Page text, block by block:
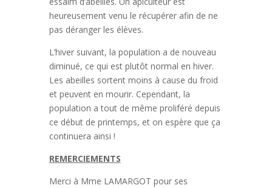
heureusement venu le récupérer afin de ne
pas déranger les élèves.
L’hiver suivant, la population a de nouveau
diminué, ce qui est plutôt normal en hiver.
Les abeilles sortent moins à cause du froid
et peuvent en mourir. Cependant, la
population a tout de même proliféré depuis
ce début de printemps, et on espère que ça
continuera ainsi !
REMERCIEMENTS
Merci à Mme LAMARGOT pour ses